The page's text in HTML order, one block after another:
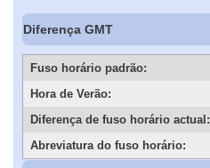
Diferença GMT
Fuso horário padrão:
Hora de Verão:
Diferença de fuso horário actual:
Abreviatura do fuso horário: